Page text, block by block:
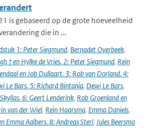
is gebaseerd op de grote hoeveelheid
die in ...
1: Peter Siegmund, Bernadet Overbeek,
† en Hylke de Vries. 2: Peter Siegmund, Rein
en Job Dullaart. 3: Rob van Dorland. 4:
Le Bars. 5: Richard Bintanja, Dewi Le Bars,
6: Geert Lenderink, Rob Groenland en
van der Wiel, Rein Haarsma, Emma Daniels,
Emma Aalbers. 8: Andreas Sterl, Jules Beersma